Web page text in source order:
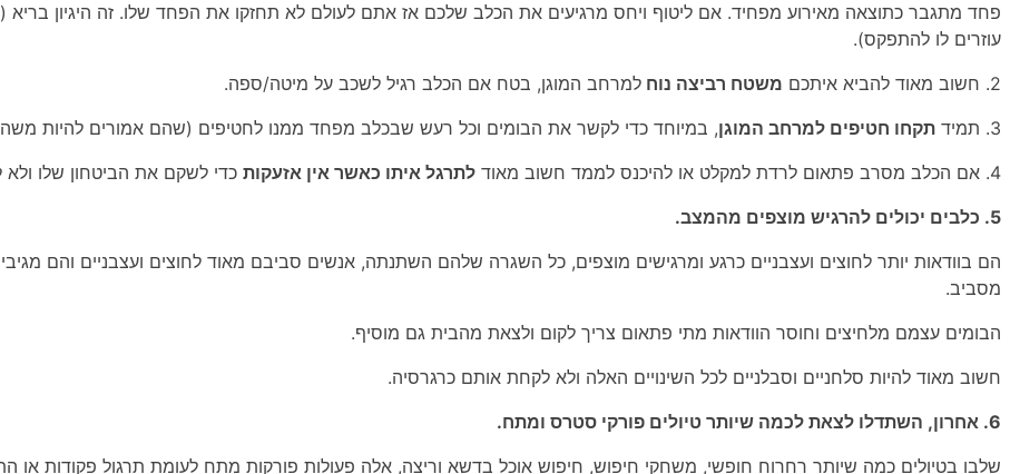
פחד מתגבר כתוצאה מאירוע מפחיד. אם ליטוף ויחס מרגיעים את הכלב שלכם אז אתם לעולם לא תחזקו את הפחד שלו. זה היגיון בריא
עוזרים לו להתפקס).
2. חשוב מאוד להביא איתכם
משטח רביצה נוח למרחב המוגן, בטח אם הכלב רגיל לשכב על מיטה/ספה.
3. תמיד תקחו חטיפים למרחב המוגן, במיוחד כדי לקשר את הבומים וכל רעש שבכלב מפחד ממנו לחטיפים (שהם אמורים להיות משהו
4. אם הכלב מסרב פתאום לרדת למקלט או להיכנס לממד חשוב מאוד
לתרגל איתו כאשר אין אזעקות כדי לשקם את הביטחון שלו
5. כלבים יכולים להרגיש מוצפים מהמצב.
הם בוודאות יותר לחוצים ועצבניים כרגע ומרגישים מוצפים, כל השגרה שלהם השתנתה, אנשים סביבם מאוד לחוצים ועצבניים והם
מסביב.
הבומים עצמם מלחיצים וחוסר הוודאות מתי פתאום צריך לקום ולצאת מהבית גם מוסיף.
חשוב מאוד להיות סלחניים וסבלניים לכל השינויים האלה ולא לקחת אותם כרגרסיה.
6. אחרון, השתדלו לצאת לכמה שיותר
טיולים פורקי סטרס ומתח.
שלבו בטיולים כמה שיותר רחרוח חופשי, משחקי חיפוש, חיפוש אוכל בדשא וריצה, אלה פעולות פורקות מתח לעומת תרגול פקודות או